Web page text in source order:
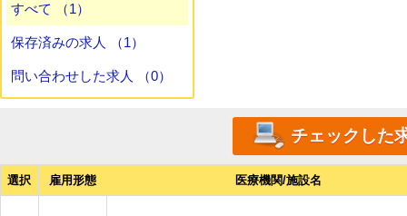
すべて （1）
保存済みの求人 （1）
問い合わせした求人 （0）
選択 雇用形態 医療機関/施設名